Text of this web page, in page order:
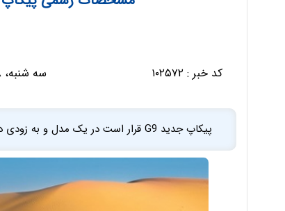
کد خبر : ۱۰۲۵۷۲ سه شنبه، ۸ آذر ۱۴۰۱ - ۰۸:۰۹:۱۳
پیکاپ جدید G9 قرار است در یک مدل و به زودی در شرکت بهمن موتور تولید شود.